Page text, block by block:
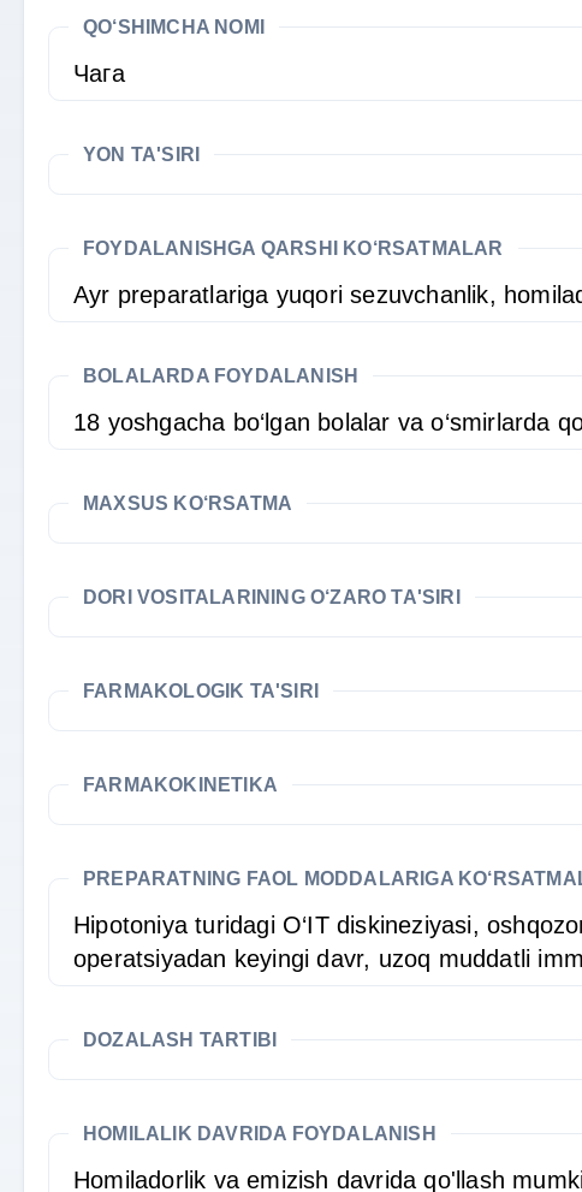
QO‘SHIMCHA NOMI
Чага
YON TA'SIRI
FOYDALANISHGA QARSHI KO‘RSATMALAR
Ayr preparatlariga yuqori sezuvchanlik,
BOLALARDA FOYDALANISH
18 yoshgacha bo‘lgan bolalar va o‘smirlarda
MAXSUS KO‘RSATMA
DORI VOSITALARINING O‘ZARO TA'SIRI
FARMAKOLOGIK TA'SIRI
FARMAKOKINETIKA
PREPARATNING FAOL MODDALARIGA
Hipotoniya turidagi O‘IT diskineziyasi,
operatsiyadan keyingi davr, uzoq muddatli
DOZALASH TARTIBI
HOMILALIK DAVRIDA FOYDALANISH
Homiladorlik va emizish davrida qo'llash